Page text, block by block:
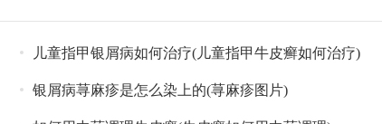
儿童指甲银屑病如何治疗(儿童指甲牛皮癣如何治疗)
银屑病荨麻疹是怎么染上的(荨麻疹图片)